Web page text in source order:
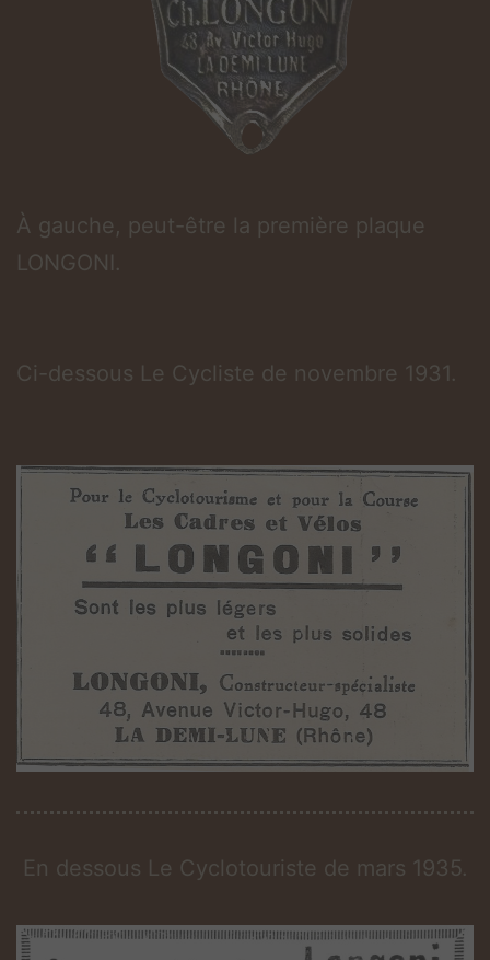
À gauche, peut-être la première plaque
LONGONI.
Ci-dessous Le Cycliste de novembre 1931.
En dessous Le Cyclotouriste de mars 1935.